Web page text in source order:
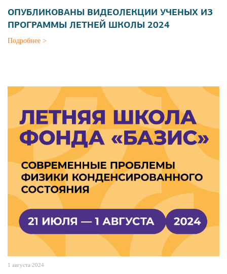
ОПУБЛИКОВАНЫ ВИДЕОЛЕКЦИИ УЧЕНЫХ ИЗ
ПРОГРАММЫ ЛЕТНЕЙ ШКОЛЫ 2024
Подробнее >
1 августа 2024